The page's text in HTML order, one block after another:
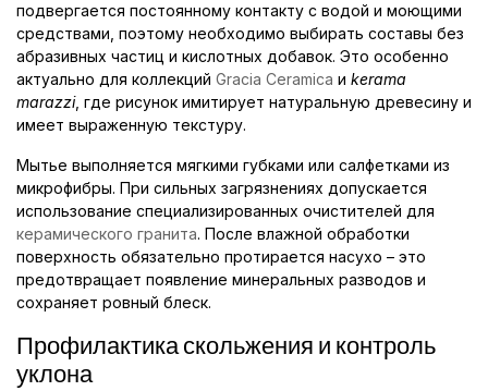
подвергается постоянному контакту с водой и моющими
средствами, поэтому необходимо выбирать составы без
абразивных частиц и кислотных добавок. Это особенно
актуально для коллекций Gracia Ceramica и kerama
marazzi, где рисунок имитирует натуральную древесину и
имеет выраженную текстуру.
Мытье выполняется мягкими губками или салфетками из
микрофибры. При сильных загрязнениях допускается
использование специализированных очистителей для
керамического гранита. После влажной обработки
поверхность обязательно протирается насухо – это
предотвращает появление минеральных разводов и
сохраняет ровный блеск.
Профилактика скольжения и контроль
уклона